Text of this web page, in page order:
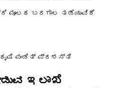
ಮೂಲಕ ಬರಗಾಲ ತಡೆಯುವಿಕೆ
ಪಂಡಿತ್ ಪ್ರಶಸ್ತಿ
ಇಲಾಖೆ